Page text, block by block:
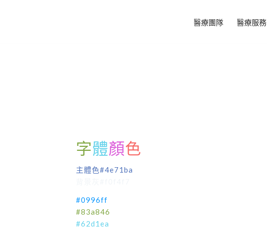
醫療團隊 醫療服務
字體顏色
主體色#4e71ba
#0996ff
#83a846
#62d1ea